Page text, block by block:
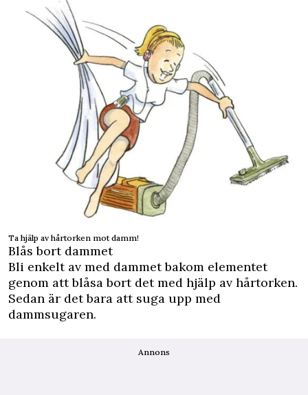
Ta hjälp av hårtorken mot damm!
Blås bort dammet
Bli enkelt av med dammet bakom elementet
genom att blåsa bort det med hjälp av hårtorken.
Sedan är det bara att suga upp med
dammsugaren.
Annons